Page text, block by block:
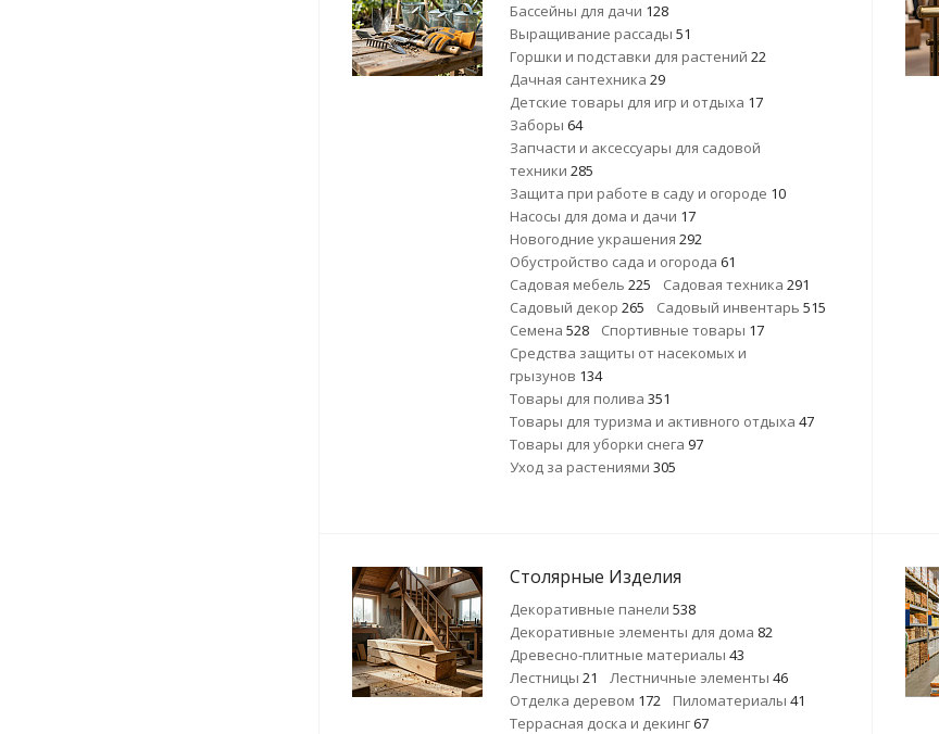
Бассейны для дачи 128
Выращивание рассады 51
Горшки и подставки для растений 22
Дачная сантехника 29
Детские товары для игр и отдыха 17
Заборы 64
Запчасти и аксессуары для садовой
техники 285
Защита при работе в саду и огороде 10
Насосы для дома и дачи 17
Новогодние украшения 292
Обустройство сада и огорода 61
Садовая мебель 225 Садовая техника 291
Садовый декор 265 Садовый инвентарь 515
Семена 528 Спортивные товары 17
Средства защиты от насекомых и
грызунов 134
Товары для полива 351
Товары для туризма и активного отдыха 47
Товары для уборки снега 97
Уход за растениями 305
Столярные Изделия
Декоративные панели 538
Декоративные элементы для дома 82
Древесно-плитные материалы 43
Лестницы 21 Лестничные элементы 46
Отделка деревом 172 Пиломатериалы 41
Террасная доска и декинг 67